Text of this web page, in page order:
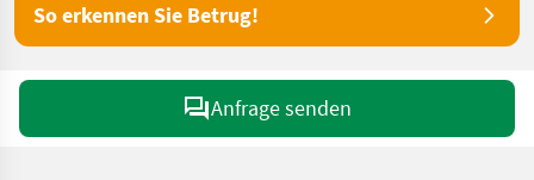
So erkennen Sie Betrug!
Anfrage senden